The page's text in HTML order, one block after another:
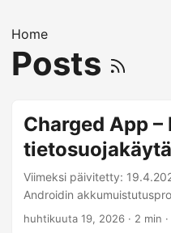
Home
Posts
Charged App
Viimeksi päivitetty:
Androidin
seurata laitteen lataustilaa
huhtikuuta 19, 2026 · 2 min